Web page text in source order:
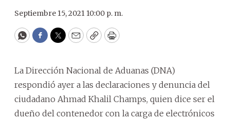
Septiembre 15, 2021 10:00 p. m.
WhatsApp
Facebook
Twitter
EmailCopyPrint
La Dirección Nacional de Aduanas (DNA)
respondió ayer a las declaraciones y denuncia del
ciudadano Ahmad Khalil Champs, quien dice ser el
dueño del contenedor con la carga de electrónicos